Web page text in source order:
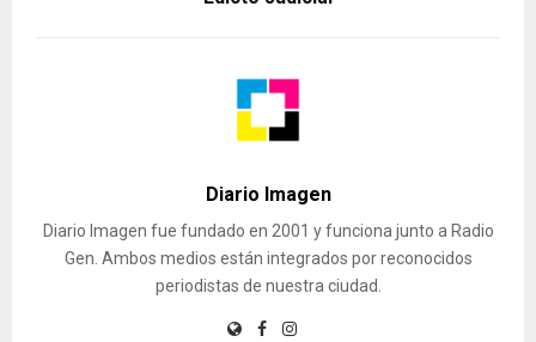
Diario Imagen
Diario Imagen fue fundado en 2001 y funciona junto a Radio
Gen. Ambos medios están integrados por reconocidos
periodistas de nuestra ciudad.